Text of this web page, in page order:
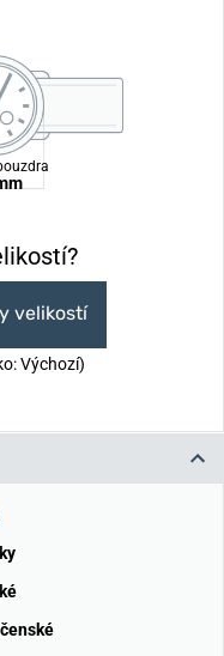
velikostí
Výchozí)